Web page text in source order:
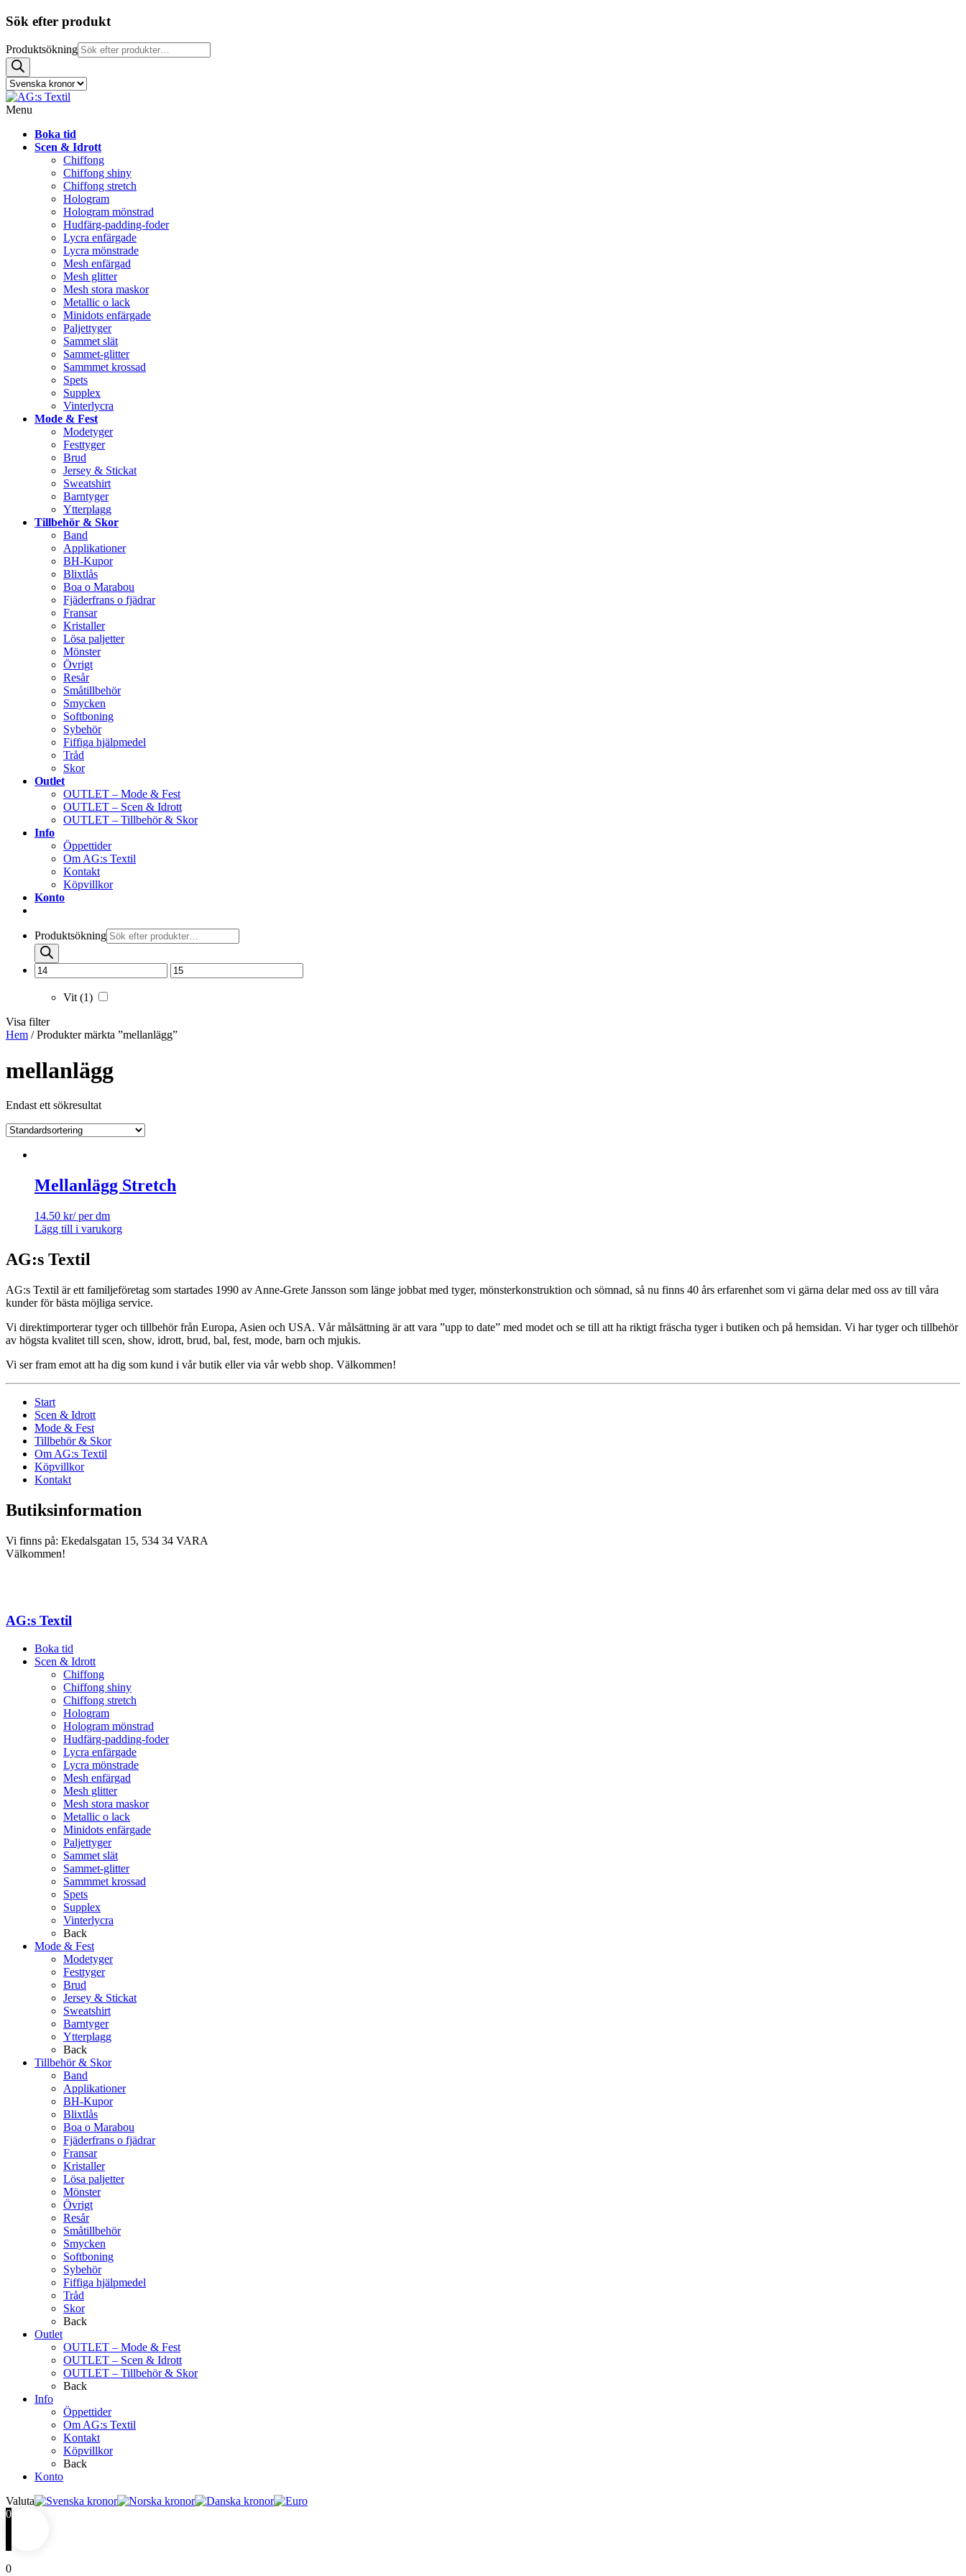
Sök efter produkt
Produktsökning
Menu
Boka tid
Scen & Idrott
Chiffong
Chiffong shiny
Chiffong stretch
Hologram
Hologram mönstrad
Hudfärg-padding-foder
Lycra enfärgade
Lycra mönstrade
Mesh enfärgad
Mesh glitter
Mesh stora maskor
Metallic o lack
Minidots enfärgade
Paljettyger
Sammet slät
Sammet-glitter
Sammmet krossad
Spets
Supplex
Vinterlycra
Mode & Fest
Modetyger
Festtyger
Brud
Jersey & Stickat
Sweatshirt
Barntyger
Ytterplagg
Tillbehör & Skor
Band
Applikationer
BH-Kupor
Blixtlås
Boa o Marabou
Fjäderfrans o fjädrar
Fransar
Kristaller
Lösa paljetter
Mönster
Övrigt
Resår
Småtillbehör
Smycken
Softboning
Sybehör
Fiffiga hjälpmedel
Tråd
Skor
Outlet
OUTLET – Mode & Fest
OUTLET – Scen & Idrott
OUTLET – Tillbehör & Skor
Info
Öppettider
Om AG:s Textil
Kontakt
Köpvillkor
Konto
Produktsökning
Vit(1)
Visa filter
Hem / Produkter märkta ”mellanlägg”
mellanlägg
Endast ett sökresultat
Mellanlägg Stretch
14.50 kr/ per dm
Lägg till i varukorg
AG:s Textil
AG:s Textil är ett familjeföretag som startades 1990 av Anne-Grete Jansson som länge jobbat med tyger, mönsterkonstruktion och sömnad, så nu finns 40 års erfarenhet som vi gärna delar med oss av till våra
kunder för bästa möjliga service.
Vi direktimporterar tyger och tillbehör från Europa, Asien och USA. Vår målsättning är att vara ”upp to date” med modet och se till att ha riktigt fräscha tyger i butiken och på hemsidan. Vi har tyger och tillbehör
av högsta kvalitet till scen, show, idrott, brud, bal, fest, mode, barn och mjukis.
Vi ser fram emot att ha dig som kund i vår butik eller via vår webb shop. Välkommen!
Start
Scen & Idrott
Mode & Fest
Tillbehör & Skor
Om AG:s Textil
Köpvillkor
Kontakt
Butiksinformation
Vi finns på: Ekedalsgatan 15, 534 34 VARA
Välkommen!
AG:s Textil
Boka tid
Scen & Idrott
Chiffong
Chiffong shiny
Chiffong stretch
Hologram
Hologram mönstrad
Hudfärg-padding-foder
Lycra enfärgade
Lycra mönstrade
Mesh enfärgad
Mesh glitter
Mesh stora maskor
Metallic o lack
Minidots enfärgade
Paljettyger
Sammet slät
Sammet-glitter
Sammmet krossad
Spets
Supplex
Vinterlycra
Back
Mode & Fest
Modetyger
Festtyger
Brud
Jersey & Stickat
Sweatshirt
Barntyger
Ytterplagg
Back
Tillbehör & Skor
Band
Applikationer
BH-Kupor
Blixtlås
Boa o Marabou
Fjäderfrans o fjädrar
Fransar
Kristaller
Lösa paljetter
Mönster
Övrigt
Resår
Småtillbehör
Smycken
Softboning
Sybehör
Fiffiga hjälpmedel
Tråd
Skor
Back
Outlet
OUTLET – Mode & Fest
OUTLET – Scen & Idrott
OUTLET – Tillbehör & Skor
Back
Info
Öppettider
Om AG:s Textil
Kontakt
Köpvillkor
Back
Konto
Valuta
0
0